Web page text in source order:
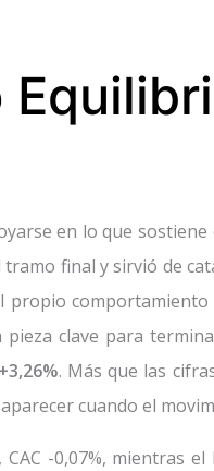
en lo que
final y sirvió de
clave para
+3,26%. Más que las
cuando el
-0,07%, mientras